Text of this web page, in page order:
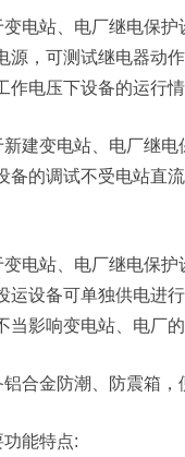
变电站、电厂继电保护
源，可测试继电器动
作电压下设备的运行情
新建变电站、电厂继电
备的调试不受电站直
变电站、电厂继电保护
运设备可单独供电进
当影响变电站、电厂的
合金防潮、防震箱，
能特点: